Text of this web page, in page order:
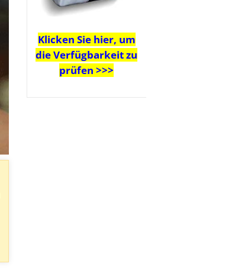
Klicken Sie hier, um
die Verfügbarkeit zu
prüfen >>>